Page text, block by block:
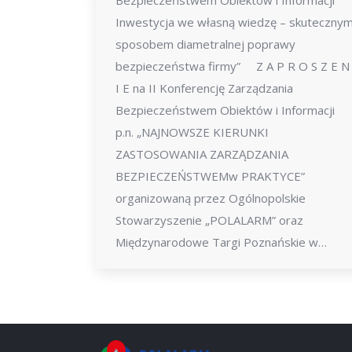
Inwestycja we własną wiedzę –
sposobem diametralnej poprawy
bezpieczeństwa firmy” Z A P R O S Z E N
I E na II Konferencję Zarządzania
Bezpieczeństwem Obiektów i Informacji
p.n. „NAJNOWSZE KIERUNKI
ZASTOSOWANIA ZARZĄDZANIA
BEZPIECZEŃSTWEMw PRAKTYCE”
organizowaną przez Ogólnopolskie
Stowarzyszenie „POLALARM” oraz
Międzynarodowe Targi Poznańskie w…